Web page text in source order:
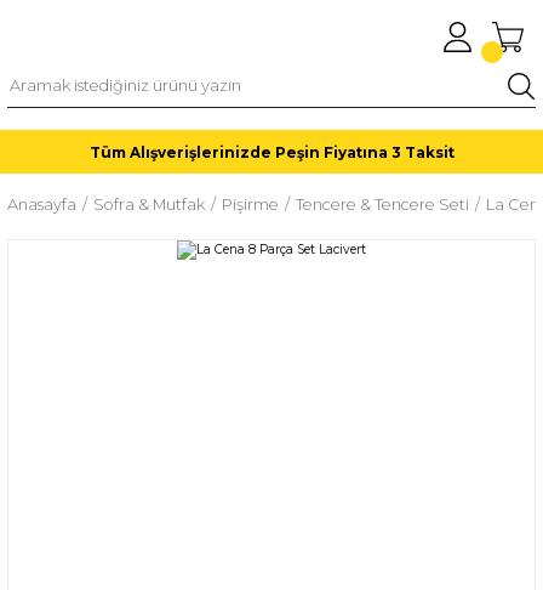
Tüm Alışverişlerinizde Peşin Fiyatına 3 Taksit
Anasayfa Sofra & Mutfak Pişirme Tencere & Tencere Seti La